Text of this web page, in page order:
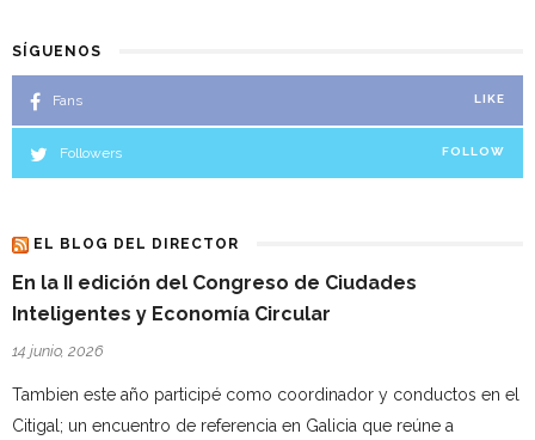
SÍGUENOS
Fans LIKE
Followers FOLLOW
EL BLOG DEL DIRECTOR
En la II edición del Congreso de Ciudades
Inteligentes y Economía Circular
14 junio, 2026
Tambien este año participé como coordinador y conductos en el
Citigal; un encuentro de referencia en Galicia que reúne a